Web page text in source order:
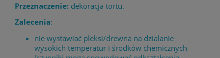
Przeznaczenie: dekoracja tortu.
Zalecenia:
nie wystawiać pleksi/drewna na działanie
wysokich temperatur i środków chemicznych